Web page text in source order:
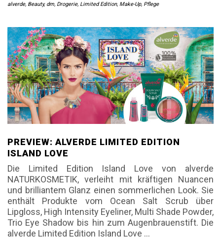
alverde, Beauty, dm, Drogerie, Limited Edition, Make-Up, Pflege
PREVIEW: ALVERDE LIMITED EDITION
ISLAND LOVE
Die Limited Edition Island Love von alverde
NATURKOSMETIK, verleiht mit kräftigen Nuancen
und brilliantem Glanz einen sommerlichen Look. Sie
enthält Produkte vom Ocean Salt Scrub über
Lipgloss, High Intensity Eyeliner, Multi Shade Powder,
Trio Eye Shadow bis hin zum Augenbrauenstift. Die
alverde Limited Edition Island Love …